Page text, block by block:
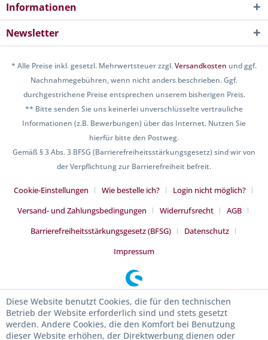
Informationen
Newsletter
* Alle Preise inkl. gesetzl. Mehrwertsteuer zzgl.Versandkosten und ggf.
Nachnahmegebühren, wenn nicht anders beschrieben. Ggf.
durchgestrichene Preise entsprechen unserem bisherigen Preis.
** Bitte senden Sie uns keinerlei unverschlüsselte vertrauliche
Informationen (z.B. Bewerbungen) über das Internet. Nutzen Sie
hierfür bitte den Postweg.
Gemäß § 3 Abs. 3 BFSG (Barrierefreiheitsstärkungsgesetz) sind wir von
der Verpflichtung zur Barrierefreiheit befreit.
Cookie-Einstellungen Wie bestelle ich?
Login nicht möglich?
Versand- und Zahlungsbedingungen
Widerrufsrecht
AGB
Barrierefreiheitsstärkungsgesetz (BFSG)
Datenschutz
Impressum
Diese Website benutzt Cookies, die für den technischen
Betrieb der Website erforderlich sind und stets gesetzt
werden. Andere Cookies, die den Komfort bei Benutzung
dieser Website erhöhen, der Direktwerbung dienen oder